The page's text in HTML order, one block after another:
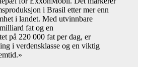
i Brasil etter mer enn
i landet. Med utvinnbare
fat og en
på 220 000 fat per dag, er
i verdensklasse og en viktig